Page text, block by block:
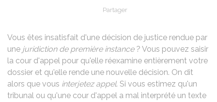
Partager
Vous êtes insatisfait d'une décision de justice rendue par
une juridiction de première instance? Vous pouvez saisir
la cour d'appel pour qu'elle réexamine entièrement votre
dossier et qu'elle rende une nouvelle décision. On dit
alors que vous interjetez appel. Si vous estimez qu'un
tribunal ou qu'une cour d'appel a mal interprété un texte